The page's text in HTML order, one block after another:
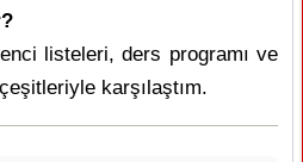
listeleri, ders programı ve
karşılaştım.